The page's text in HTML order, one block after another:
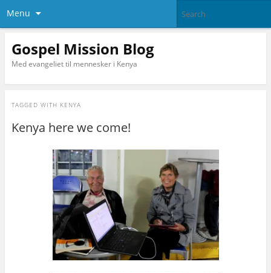
Menu
Gospel Mission Blog
Med evangeliet til mennesker i Kenya
TAGGED WITH KENYA
Kenya here we come!